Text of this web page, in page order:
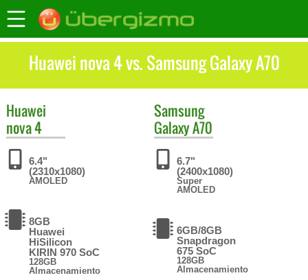
Huawei nova 4 vs. Samsung Galaxy A70
Huawei
nova 4
6.4"
(2310x1080)
AMOLED
8GB
Huawei
HiSilicon
KIRIN 970 SoC
128GB
Almacenamiento
Samsung
Galaxy A70
6.7"
(2400x1080)
Super
AMOLED
6GB/8GB
Snapdragon
675 SoC
128GB
Almacenamiento